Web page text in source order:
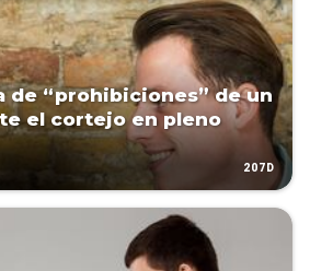
de “prohibiciones” de un
el cortejo en pleno
207D